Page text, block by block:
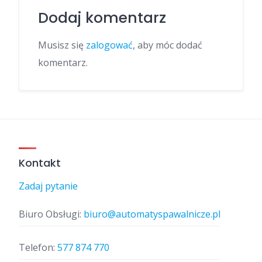
Dodaj komentarz
Musisz się zalogować, aby móc dodać
komentarz.
Kontakt
Zadaj pytanie
Biuro Obsługi: biuro@automatyspawalnicze.pl
Telefon: 577 874 770